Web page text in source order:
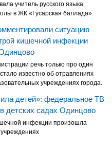
учитель русского языка
в ЖК «Гусарская баллада».
ситуацию
кишечной инфекции
речь только про один
известно об отравлениях
учреждениях города.
детей»: федеральное ТВ
детских садах Одинцово
инфекции произошла